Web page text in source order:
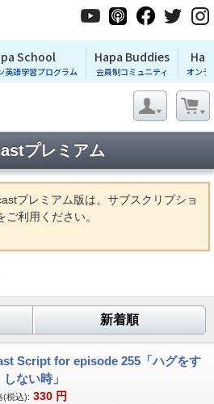
School
英語学習プログラム
Hapa Buddies
会員制コミュニティ オンラ
プレミアム
プレミアム版は、サブスクリプショ
ご利用ください。
新着順
Script for episode 255「ハグをす
ない時」
(税込): 330 円